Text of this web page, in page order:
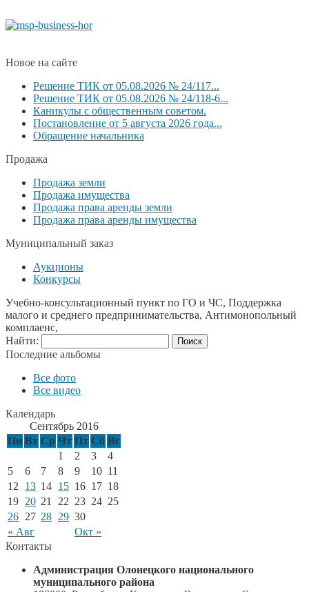
Новое на сайте
Решение ТИК от 05.08.2026 № 24/117...
Решение ТИК от 05.08.2026 № 24/118-6...
Каникулы с общественным советом.
Постановление от 5 августа 2026 года...
Обращение начальника
Продажа
Продажа земли
Продажа имущества
Продажа права аренды земли
Продажа права аренды имущества
Муниципальный заказ
Аукционы
Конкурсы
Учебно-консультационный пункт по ГО и ЧС, Поддержка
малого и среднего предпринимательства, Антимонопольный
комплаенс,
Найти:
Последние альбомы
Все фото
Все видео
Календарь
Сентябрь 2016
Пн Вт Ср Чт Пт Сб Вс
« Авг Окт »
1 2 3
4
5
6 7 8 9 10 11
12
13 14 15 16 17 18
19 20 21 22 23 24 25
26 27 28 29 30
Контакты
Администрация Олонецкого национального
муниципального района